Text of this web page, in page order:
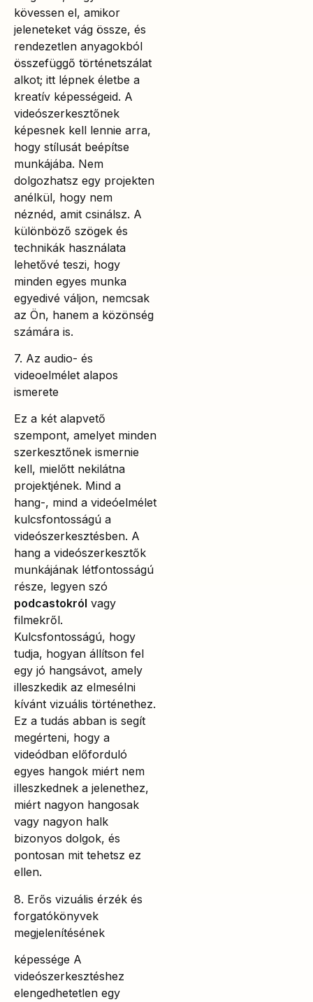
kövessen el, amikor
jeleneteket vág össze, és
rendezetlen anyagokból
összefüggő történetszálat
alkot; itt lépnek életbe a
kreatív képességeid. A
videószerkesztőnek
képesnek kell lennie arra,
hogy stílusát beépítse
munkájába. Nem
dolgozhatsz egy projekten
anélkül, hogy nem
néznéd, amit csinálsz. A
különböző szögek és
technikák használata
lehetővé teszi, hogy
minden egyes munka
egyedivé váljon, nemcsak
az Ön, hanem a közönség
számára is.
7. Az audio- és
videoelmélet alapos
ismerete
Ez a két alapvető
szempont, amelyet minden
szerkesztőnek ismernie
kell, mielőtt nekilátna
projektjének. Mind a
hang-, mind a videóelmélet
kulcsfontosságú a
videószerkesztésben. A
hang a videószerkesztők
munkájának létfontosságú
része, legyen szó
podcastokról vagy
filmekről.
Kulcsfontosságú, hogy
tudja, hogyan állítson fel
egy jó hangsávot, amely
illeszkedik az elmesélni
kívánt vizuális történethez.
Ez a tudás abban is segít
megérteni, hogy a
videódban előforduló
egyes hangok miért nem
illeszkednek a jelenethez,
miért nagyon hangosak
vagy nagyon halk
bizonyos dolgok, és
pontosan mit tehetsz ez
ellen.
8. Erős vizuális érzék és
forgatókönyvek
megjelenítésének
képessége A
videószerkesztéshez
elengedhetetlen egy